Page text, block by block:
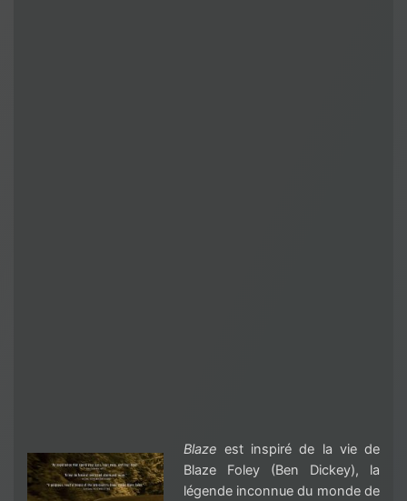
Blaze est inspiré de la vie de
Blaze Foley (Ben Dickey), la
légende inconnue du monde de